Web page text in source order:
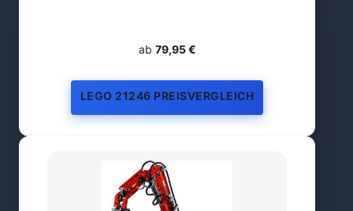
ab 79,95 €
LEGO 21246 PREISVERGLEICH